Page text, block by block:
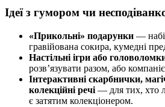
Ідеї з гумором чи
«Прикольні» подарунки —
гравійована сокира, кумедні
Настільні ігри або
розв’язувати разом, або
Інтерактивні скарбнички,
колекційні речі — для тих, хто
є затятим колекціонером.